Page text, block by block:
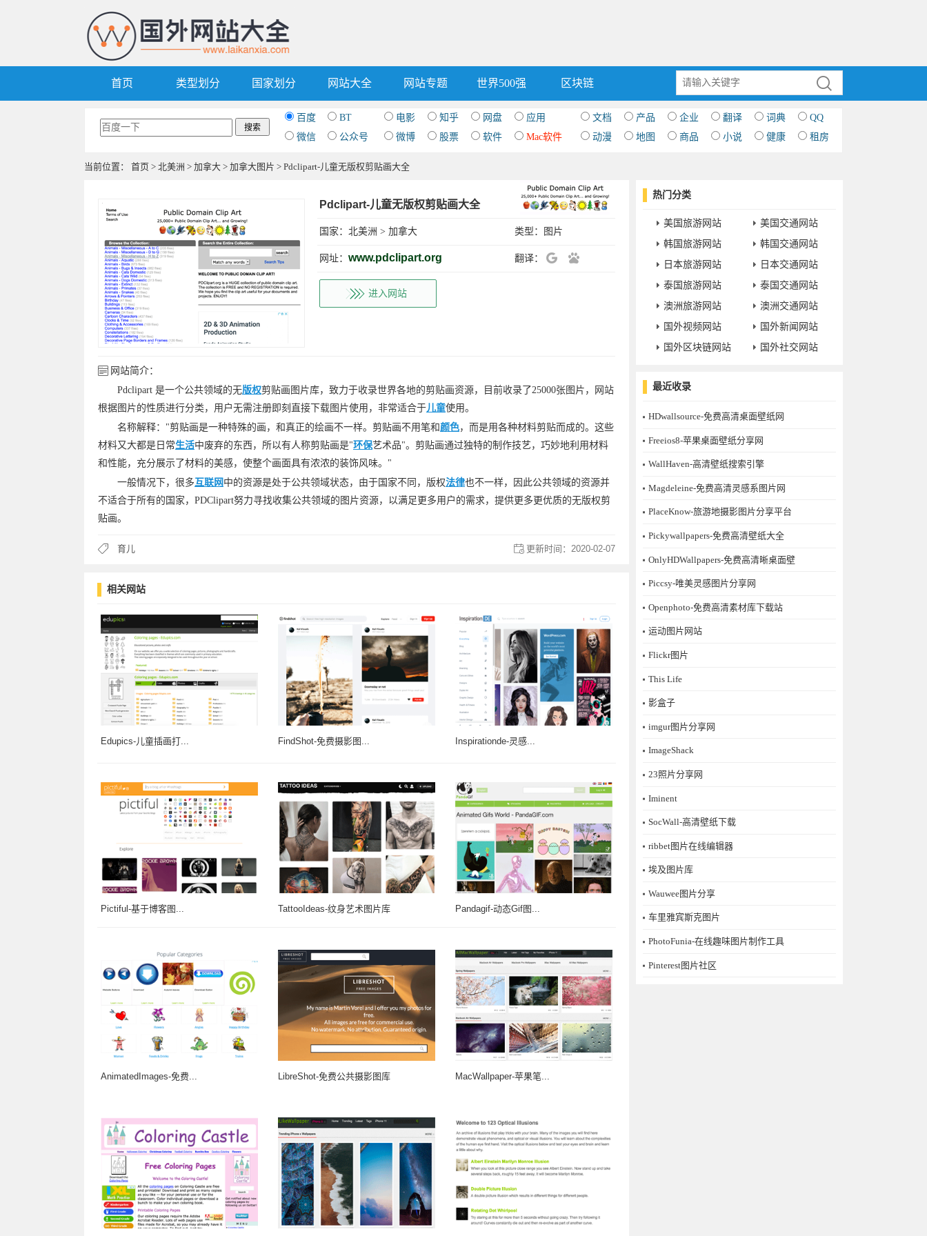
首页 类型划分 国家划分 网站大全 网站专题 世界500强 区块链
百度 BT 电影 知乎 网盘 应用 文档 产品 企业 翻译 词典
QQ
微信
公众号 微博 股票 软件 Mac软件 动漫 地图 商品 小说 健康 租房
当前位置： 首页 > 北美洲 > 加拿大 > 加拿大图片 > Pdclipart-儿童无版权剪贴画大全
Pdclipart-儿童无版权剪贴画大全
国家： 北美洲 > 加拿大 类型： 图片
网址： www.pdclipart.org 翻译：
进入网站
网站简介：
Pdclipart 是一个公共领域的无版权剪贴画图片库，致力于收录世界各地的剪贴画资源，目前收录了25000张图片，网站
根据图片的性质进行分类，用户无需注册即刻直接下载图片使用，非常适合于儿童使用。
名称解释："剪贴画是一种特殊的画，和真正的绘画不一样。剪贴画不用笔和颜色，而是用各种材料剪贴而成的。这些
材料又大都是日常生活中废弃的东西，所以有人称剪贴画是"环保艺术品"。剪贴画通过独特的制作技艺，巧妙地利用材料
和性能，充分展示了材料的美感，使整个画面具有浓浓的装饰风味。"
一般情况下，很多互联网 中的资源是处于公共领域状态，由于国家不同，版权法律也不一样，因此公共领域的资源并
不适合于所有的国家，PDClipart努力寻找收集公共领域的图片资源，以满足更多用户的需求，提供更多更优质的无版权剪
贴画。
育儿 更新时间： 2020-02-07
相关网站
Edupics-儿童插画打... FindShot-免费摄影图... Inspirationde-灵感...
Pictiful-基于博客图... TattooIdeas-纹身艺术图片库 Pandagif-动态Gif图...
AnimatedImages-免费... LibreShot-免费公共摄影图库 MacWallpaper-苹果笔...
热门分类
美国旅游网站
美国交通网站
韩国旅游网站
韩国交通网站
日本旅游网站
日本交通网站
泰国旅游网站
泰国交通网站
澳洲旅游网站
澳洲交通网站
国外视频网站
国外新闻网站
国外区块链网站
国外社交网站
最近收录
HDwallsource-免费高清桌面壁纸网
Freeios8-苹果桌面壁纸分享网
WallHaven-高清壁纸搜索引擎
Magdeleine-免费高清灵感系图片网
PlaceKnow-旅游地摄影图片分享平台
Pickywallpapers-免费高清壁纸大全
OnlyHDWallpapers-免费高清晰桌面壁
Piccsy-唯美灵感图片分享网
Openphoto-免费高清素材库下载站
运动图片网站
Flickr图片
This Life
影盒子
imgur图片分享网
ImageShack
23照片分享网
Iminent
SocWall-高清壁纸下载
ribbet图片在线编辑器
埃及图片库
Wauwee图片分享
车里雅宾斯克图片
PhotoFunia-在线趣味图片制作工具
Pinterest图片社区